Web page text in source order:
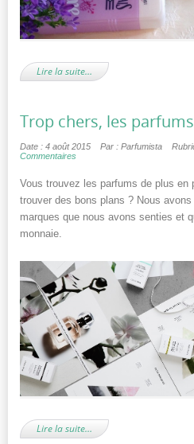
Lire la suite…
Trop chers, les
Date : 4 août 2015 Par : Parfumista
Commentaires
Vous trouvez les parfums de plus en
trouver des bons plans ? Nous
marques que nous avons senties et
monnaie.
Lire la suite…